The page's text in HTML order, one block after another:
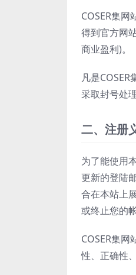
COSER集
得到官方网
商业盈利)。
凡是
采取封号处
二、注册
为了能使用
更新的登陆
合在本站上
或终止您的
COSER集
性、正确性